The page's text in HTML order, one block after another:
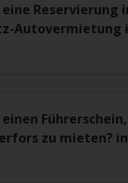
Reservierung
Autovermietung
zu mieten? in